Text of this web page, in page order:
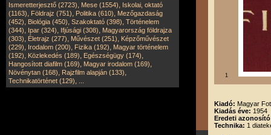
Ismeretterjesztő (2723), Mese (1554), Iskolai, oktató
(1163), Földrajz (751), Politika (610), Mezőgazdaság
(452), Biológia (450), Szakoktató (398), Történelem
(344), Ipar (324), Ifjúsági (308), Magyarország földrajza
(303), Életrajz (277), Művészet (251), Képzőművészet
(229), Irodalom (200), Fizika (192), Magyar történelem
(192), Közlekedés (189), Egészségügy (174),
Hangosított diafilm (169), Magyar irodalom (169),
Növénytan (168), Rajzfilm alapján (133),
Technikatörténet (129),
1
Kiadó: Magyar
Kiadás éve: 1954
Eredeti
Technika: 1